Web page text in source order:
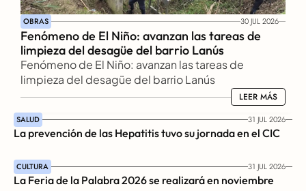
OBRAS 30 JUL 2026
Fenómeno de El Niño: avanzan las tareas de
limpieza del desagüe del barrio Lanús
Fenómeno de El Niño: avanzan las tareas de
limpieza del desagüe del barrio Lanús
LEER MÁS
LEER MÁS
SALUD 31 JUL 2026
La prevención de las Hepatitis tuvo su jornada en el CIC
CULTURA 31 JUL 2026
La Feria de la Palabra 2026 se realizará en noviembre